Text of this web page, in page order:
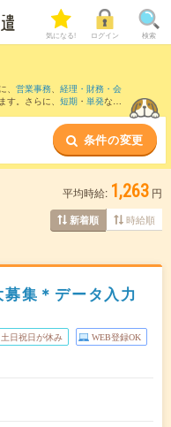
気になる! ログイン 検索
営業事務、 経理・財務・会
す。さらに、 短期 ・ 単発など
条件の変更
平均時給: 1,263 円
新着順 時給順
集＊データ入力
土日祝日が休み WEB登録OK